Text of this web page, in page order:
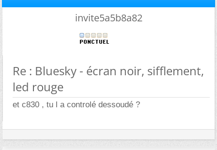
invite5a5b8a82
Re : Bluesky - écran noir, sifflement,
led rouge
et c830 , tu l a controlé dessoudé ?